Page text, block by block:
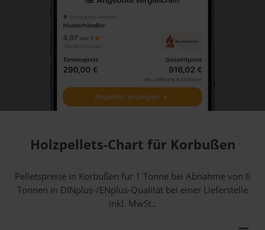
Holzpellets-Chart für Korbußen
Pelletspreise in Korbußen für 1 Tonne bei Abnahmevon 6
Tonnen in DINplus-/ENplus-Qualität bei einer Lieferstelle
inkl. MwSt.: